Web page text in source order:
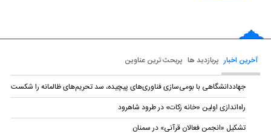
آخرین اخبار پربازدید ها پربحث ترین عناوین
جهاددانشگاهی با بومی‌سازی فناوری‌های پیچیده، سد تحریم‌های ظالمانه را شکست
راه‌اندازی اولین «خانه زکات» در طرود شاهرود
تشکیل «انجمن فعالان قرآنی» در سمنان